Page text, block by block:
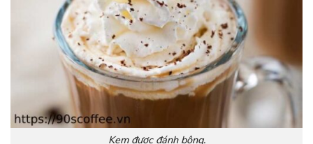
Kem được đánh bông.